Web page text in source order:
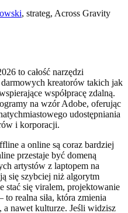
, strateg, Across Gravity
to całość narzędzi
kreatorów takich jak
współpracę zdalną.
na wzór Adobe, oferując
udostępniania
i korporacji.
a online są coraz bardziej
przestaje być domeną
artystów z laptopem na
się szybciej niż algorytm
stać się viralem, projektowanie
realna siła, która zmienia
nawet kulturze. Jeśli widzisz